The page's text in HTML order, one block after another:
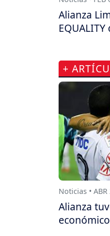
Alianza
+
Noticias •
Alianza
económico